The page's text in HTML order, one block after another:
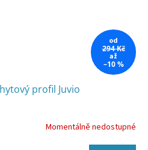
od
294 Kč
až
–10 %
profil Juvio
Momentálně nedostupné